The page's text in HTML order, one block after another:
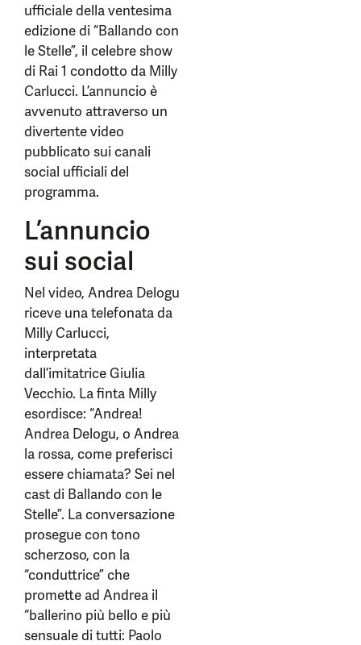
ufficiale della ventesima
edizione di “Ballando con
le Stelle”, il celebre show
di Rai 1 condotto da Milly
Carlucci. L’annuncio è
avvenuto attraverso un
divertente video
pubblicato sui canali
social ufficiali del
programma.
L’annuncio
sui social
Nel video, Andrea Delogu
riceve una telefonata da
Milly Carlucci,
interpretata
dall’imitatrice Giulia
Vecchio. La finta Milly
esordisce: “Andrea!
Andrea Delogu, o Andrea
la rossa, come preferisci
essere chiamata? Sei nel
cast di Ballando con le
Stelle”. La conversazione
prosegue con tono
scherzoso, con la
“conduttrice” che
promette ad Andrea il
“ballerino più bello e più
sensuale di tutti: Paolo